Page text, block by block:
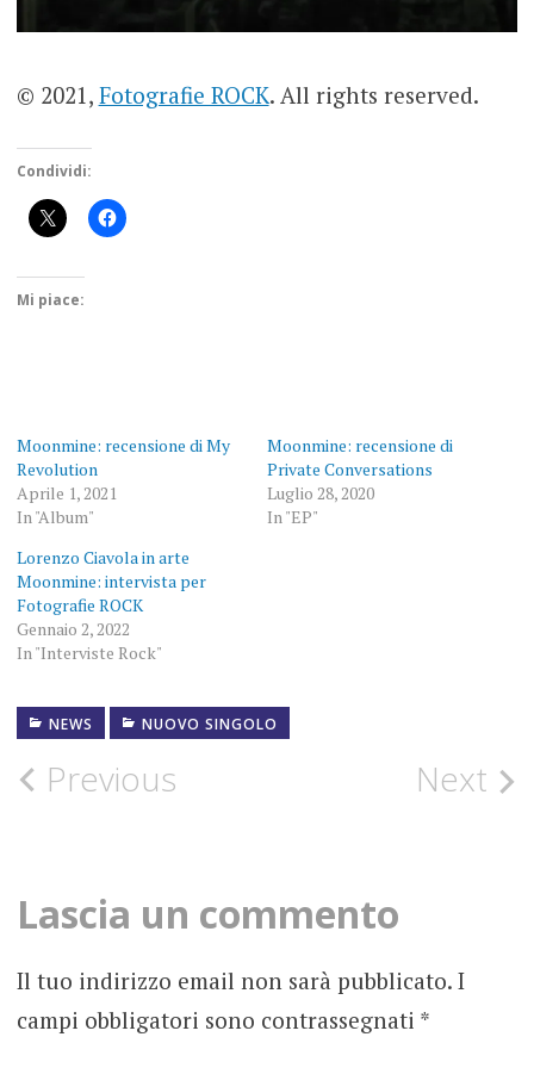
© 2021, Fotografie ROCK. All rights reserved.
Condividi:
Mi piace:
Moonmine: recensione di My
Revolution
Aprile 1, 2021
In "Album"
Moonmine: recensione di
Private Conversations
Luglio 28, 2020
In "EP"
Lorenzo Ciavola in arte
Moonmine: intervista per
Fotografie ROCK
Gennaio 2, 2022
In "Interviste Rock"
NEWS
NUOVO SINGOLO
FOTOGRAFIE
NUOVO
Post
Previous Next
Lascia un commento
Il tuo indirizzo email non sarà pubblicato. I
campi obbligatori sono contrassegnati *